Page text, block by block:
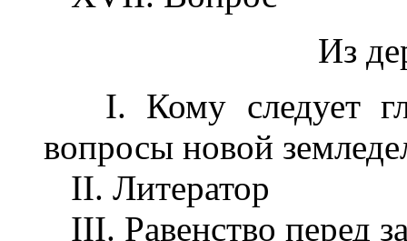
Из
I. Кому следует
вопросы новой
II. Литератор
III. Равенство перед